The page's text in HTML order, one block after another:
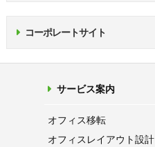
コーポレートサイト
サービス案内
オフィス移転
オフィス レイアウト設計